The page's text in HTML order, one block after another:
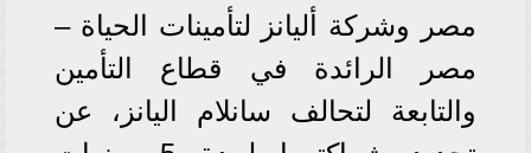
مصر وشركة أليانز لتأمينات الحياة –
مصر الرائدة في قطاع التأمين
والتابعة لتحالف سانلام اليانز، عن